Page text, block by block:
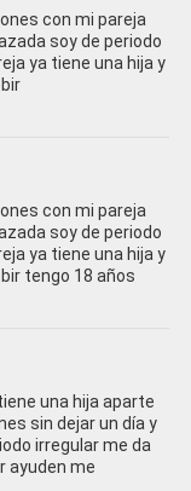
con mi pareja
soy de periodo
ya tiene una hija y
con mi pareja
soy de periodo
ya tiene una hija y
tengo 18 años
una hija aparte
sin dejar un día y
irregular me da
ayuden me